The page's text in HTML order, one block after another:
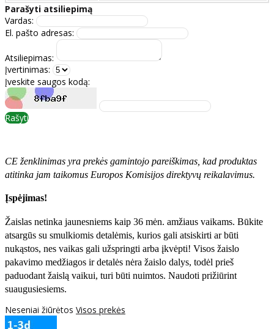
Parašyti atsiliepimą
Vardas:
El. pašto adresas:
Atsiliepimas:
Įvertinimas:
Įveskite saugos kodą:
Rašyti
CE ženklinimas yra prekės gamintojo pareiškimas, kad produktas
atitinka jam taikomus Europos Komisijos direktyvų reikalavimus.
Įspėjimas!
Žaislas netinka jaunesniems kaip 36 mėn. amžiaus vaikams. Būkite
atsargūs su smulkiomis detalėmis, kurios gali atsiskirti ar būti
nukąstos, nes vaikas gali užspringti arba įkvėpti! Visos žaislо
pakavimo medžiagos ir detalės nėra žaislo dalys, todėl prieš
paduodant žaislą vaikui, turi būti nuimtos. Naudoti prižiūrint
suaugusiesiems.
Neseniai žiūrėtos Visos prekės